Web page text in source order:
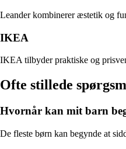
Leander kombinerer æstetik og
IKEA
IKEA tilbyder praktiske og
Ofte stillede
Hvornår kan mit barn
De fleste børn kan begynde at